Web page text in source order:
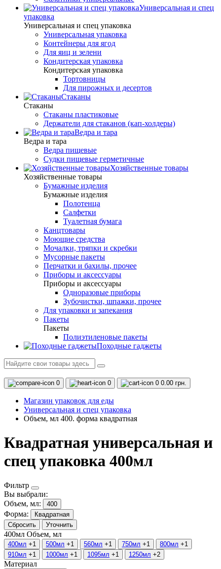
Универсальная и спец
упаковка
Универсальная и спец упаковка
Универсальная упаковка
Контейнеры для ягод
Для яиц и зелени
Кондитерская упаковка
Кондитерская упаковка
Тортовницы
Для пирожных и десертов
Стаканы
Стаканы
Стаканы пластиковые
Держатели для стаканов (кап-холдеры)
Ведра и тара
Ведра и тара
Ведра пищевые
Судки пищевые герметичные
Хозяйственные товары
Хозяйственные товары
Бумажные изделия
Бумажные изделия
Полотенца
Салфетки
Туалетная бумага
Канцтовары
Моющие средства
Мочалки, тряпки и скребки
Мусорные пакеты
Перчатки и бахилы, прочее
Приборы и аксессуары
Приборы и аксессуары
Одноразовые приборы
Зубочистки, шпажки, прочее
Для упаковки и запекания
Пакеты
Пакеты
Полиэтиленовые пакеты
Походные гаджеты
0 0 0 0.00 грн.
Магазин упаковок для еды
Универсальная и спец упаковка
Объем, мл 400. форма квадратная
Квадратная универсальная и
спец упаковка 400мл
Фильтр
Вы выбрали:
Объем, мл:
400
Форма:
Квадратная
Сбросить
Уточнить
400мл Объем, мл
400мл +1 500мл +1 560мл +1 750мл +1 800мл +1
910мл +1 1000мл +1 1095мл +1 1250мл +2
Материал